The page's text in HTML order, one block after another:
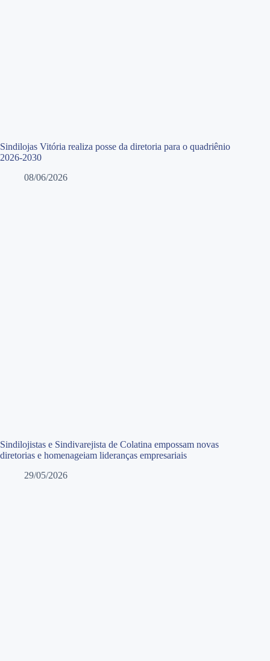
Sindilojas Vitória realiza posse da diretoria para o quadriênio
2026-2030
08/06/2026
Sindilojistas e Sindivarejista de Colatina empossam novas
diretorias e homenageiam lideranças empresariais
29/05/2026